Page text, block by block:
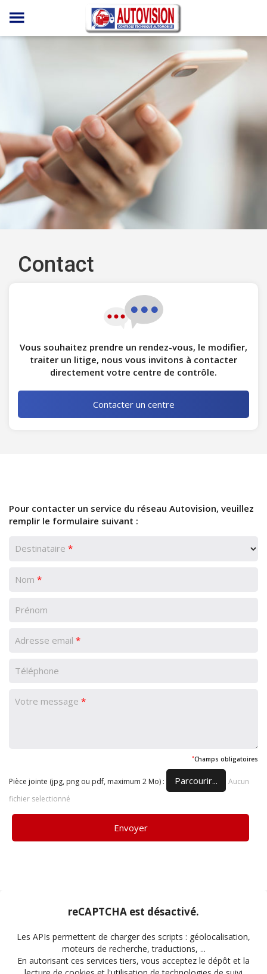
Panneau de gestion des cookies
Contact
Vous souhaitez prendre un rendez-vous, le modifier,
traiter un litige, nous vous invitons à contacter
directement votre centre de contrôle.
Contacter un centre
Pour contacter un service du réseau Autovision, veuillez
remplir le formulaire suivant :
Destinataire *
Nom *
Adresse email *
Votre message *
*Champs obligatoires
Pièce jointe (jpg, png ou pdf, maximum 2 Mo) : Parcourir...
Aucun
fichier selectionné
Envoyer
reCAPTCHA est désactivé.
Les APIs permettent de charger des scripts : géolocalisation,
moteurs de recherche, traductions, ...
En autorisant ces services tiers, vous acceptez le dépôt et la